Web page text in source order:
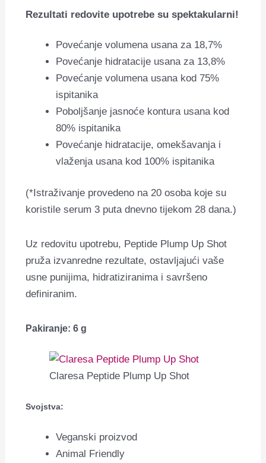
Rezultati redovite upotrebe su spektakularni!
Povećanje volumena usana za 18,7%
Povećanje hidratacije usana za 13,8%
Povećanje volumena usana kod 75%
ispitanika
Poboljšanje jasnoće kontura usana kod
80% ispitanika
Povećanje hidratacije, omekšavanja i
vlaženja usana kod 100% ispitanika
(*Istraživanje provedeno na 20 osoba koje su
koristile serum 3 puta dnevno tijekom 28 dana.)
Uz redovitu upotrebu, Peptide Plump Up Shot
pruža izvanredne rezultate, ostavljajući vaše
usne punijima, hidratiziranima i savršeno
definiranim.
Pakiranje: 6 g
Claresa Peptide Plump Up Shot
Svojstva:
Veganski proizvod
Animal Friendly